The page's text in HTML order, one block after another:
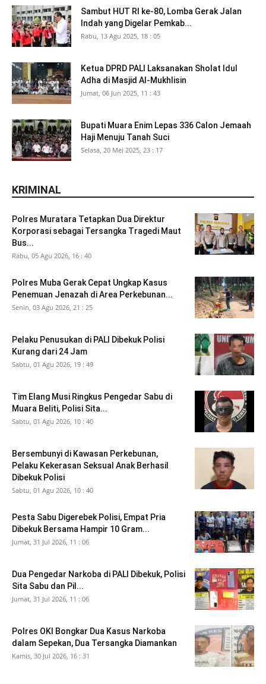
Sambut HUT RI ke-80, Lomba Gerak Jalan
Indah yang Digelar Pemkab...
Rabu, 13 Agu 2025, 18 : 05
Ketua DPRD PALI Laksanakan Sholat Idul
Adha di Masjid Al-Mukhlisin
Jumat, 06 Jun 2025, 11 : 43
Bupati Muara Enim Lepas 336 Calon Jemaah
Haji Menuju Tanah Suci
Selasa, 20 Mei 2025, 23 : 17
KRIMINAL
Polres Muratara Tetapkan Dua Direktur
Korporasi sebagai Tersangka Tragedi Maut
Bus...
Rabu, 05 Agu 2026, 16 : 40
Polres Muba Gerak Cepat Ungkap Kasus
Penemuan Jenazah di Area Perkebunan...
Senin, 03 Agu 2026, 21 : 25
Pelaku Penusukan di PALI Dibekuk Polisi
Kurang dari 24 Jam
Sabtu, 01 Agu 2026, 19 : 49
Tim Elang Musi Ringkus Pengedar Sabu di
Muara Beliti, Polisi Sita...
Sabtu, 01 Agu 2026, 10 : 40
Bersembunyi di Kawasan Perkebunan,
Pelaku Kekerasan Seksual Anak Berhasil
Dibekuk Polisi
Sabtu, 01 Agu 2026, 10 : 40
Pesta Sabu Digerebek Polisi, Empat Pria
Dibekuk Bersama Hampir 10 Gram...
Jumat, 31 Jul 2026, 11 : 06
Dua Pengedar Narkoba di PALI Dibekuk, Polisi
Sita Sabu dan Pil...
Jumat, 31 Jul 2026, 11 : 06
Polres OKI Bongkar Dua Kasus Narkoba
dalam Sepekan, Dua Tersangka Diamankan
Kamis, 30 Jul 2026, 16 : 31